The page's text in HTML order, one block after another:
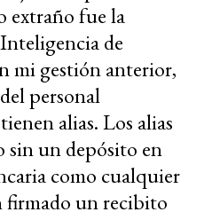
extraño fue la
de
mi gestión anterior,
personal
alias. Los alias
sin un depósito en
como cualquier
firmado un recibito